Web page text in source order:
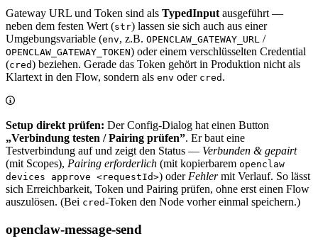
Gateway URL und Token sind als TypedInput ausgeführt —
neben dem festen Wert (str) lassen sie sich auch aus einer
Umgebungsvariable (env, z.B. OPENCLAW_GATEWAY_URL /
OPENCLAW_GATEWAY_TOKEN) oder einem verschlüsselten Credential
(cred) beziehen. Gerade das Token gehört in Produktion nicht als
Klartext in den Flow, sondern als env oder cred .
Setup direkt prüfen: Der Config-Dialog hat einen Button
„Verbindung testen / Pairing prüfen”. Er baut eine
Testverbindung auf und zeigt den Status — Verbunden & gepairt
(mit Scopes), Pairing erforderlich (mit kopierbarem openclaw
devices approve <requestId>) oder Fehlermit Verlauf. So lässt
sich Erreichbarkeit, Token und Pairing prüfen, ohne erst einen Flow
auszulösen. (Bei cred-Token den Node vorher einmal speichern.)
openclaw-message-send